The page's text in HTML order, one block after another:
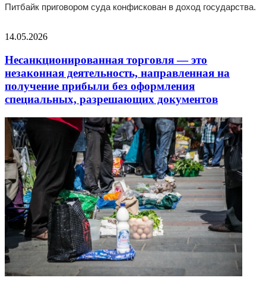
Питбайк приговором суда конфискован в доход государства.
14.05.2026
Несанкционированная торговля — это
незаконная деятельность, направленная на
получение прибыли без оформления
специальных, разрешающих документов